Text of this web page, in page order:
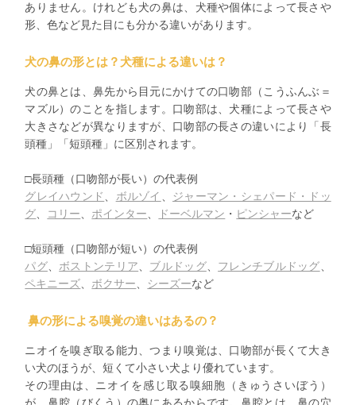
ありません。けれども犬の鼻は、犬種や個体によって長さや
形、色など見た目にも分かる違いがあります。
犬の鼻の形とは？犬種による違いは？
犬の鼻とは、鼻先から目元にかけての口吻部（こうふんぶ＝
マズル）のことを指します。口吻部は、犬種によって長さや
大きさなどが異なりますが、口吻部の長さの違いにより「長
頭種」「短頭種」に区別されます。
□長頭種（口吻部が長い）の代表例
グレイハウンド、 ボルゾイ 、
ジャーマン・シェパード・ドッ
グ、 コリー、 ポインター、 ドーベルマン ・ ピンシャーなど
□短頭種（口吻部が短い）の代表例
パグ、 ボストンテリア、 ブルドッグ、 フレンチブルドッグ、
ペキニーズ、 ボクサー、 シーズーなど
鼻の形による嗅覚の違いはあるの？
ニオイを嗅ぎ取る能力、つまり嗅覚は、口吻部が長くて大き
い犬のほうが、短くて小さい犬より優れています。
その理由は、ニオイを感じ取る嗅細胞（きゅうさいぼう）